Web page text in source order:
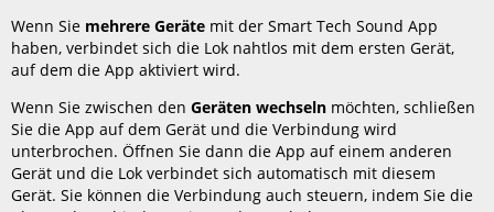
Wenn Sie mehrere Geräte mit der Smart Tech Sound App
haben, verbindet sich die Lok nahtlos mit dem ersten Gerät,
auf dem die App aktiviert wird.
Wenn Sie zwischen denGeräten wechseln möchten, schließen
Sie die App auf dem Gerät und die Verbindung wird
unterbrochen. Öffnen Sie dann die App auf einem anderen
Gerät und die Lok verbindet sich automatisch mit diesem
Gerät. Sie können die Verbindung auch steuern, indem Sie die